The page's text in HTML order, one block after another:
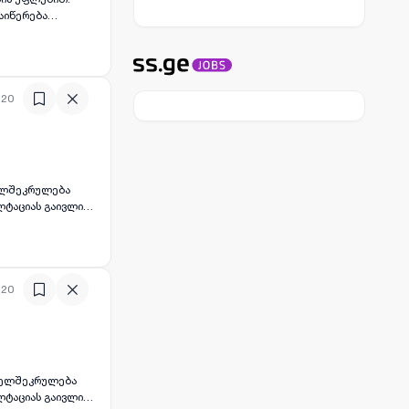
იუსტიციის
ჩვენ
გაივლით
კონტროლს
გაივლით